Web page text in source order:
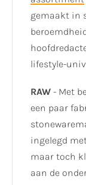
gemaakt in
lifestyle-
RAW - Met
een paar
ingelegd
maar toch
aan de